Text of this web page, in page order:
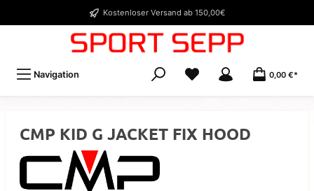
Kostenloser Versand ab 150,00€
Navigation 0,00 €*
CMP KID G JACKET FIX HOOD